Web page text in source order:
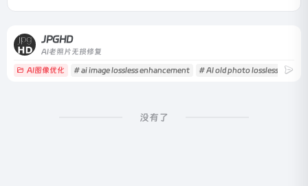
JPGHD
AI老照片无损修复
AI图像优化 # ai image lossless enhancement # AI old photo lossless
没有了